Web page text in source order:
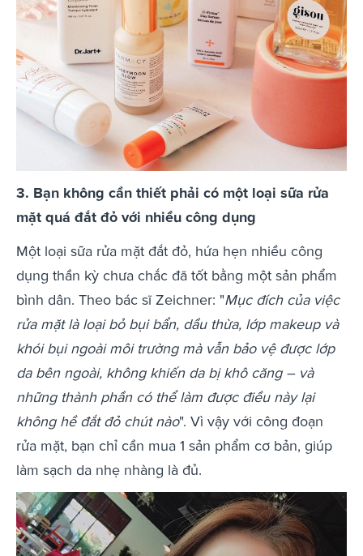
3. Bạn không cần thiết phải có một loại sữa rửa
mặt quá đắt đỏ với nhiều công dụng
Một loại sữa rửa mặt đắt đỏ, hứa hẹn nhiều công
dụng thần kỳ chưa chắc đã tốt bằng một sản phẩm
bình dân. Theo bác sĩ Zeichner: "Mục đích của việc
rửa mặt là loại bỏ bụi bẩn, dầu thừa, lớp makeup và
khói bụi ngoài môi trường mà vẫn bảo vệ được lớp
da bên ngoài, không khiến da bị khô căng – và
những thành phần có thể làm được điều này lại
không hề đắt đỏ chút nào". Vì vậy với công đoạn
rửa mặt, bạn chỉ cần mua 1 sản phẩm cơ bản, giúp
làm sạch da nhẹ nhàng là đủ.